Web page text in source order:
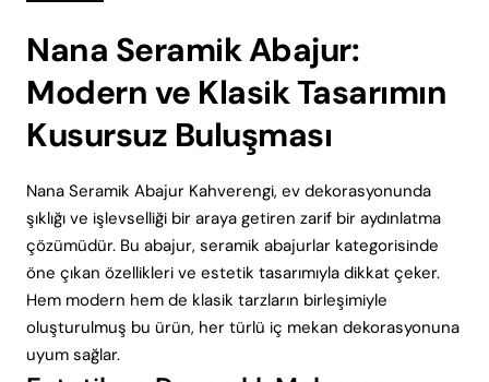
Nana Seramik Abajur:
Modern ve Klasik Tasarımın
Kusursuz Buluşması
Nana Seramik Abajur Kahverengi, ev dekorasyonunda
şıklığı ve işlevselliği bir araya getiren zarif bir aydınlatma
çözümüdür. Bu abajur, seramik abajurlar kategorisinde
öne çıkan özellikleri ve estetik tasarımıyla dikkat çeker.
Hem modern hem de klasik tarzların birleşimiyle
oluşturulmuş bu ürün, her türlü iç mekan dekorasyonuna
uyum sağlar.